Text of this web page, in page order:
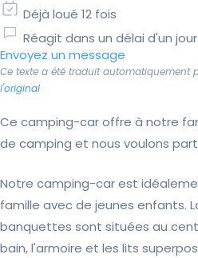
Déjà loué 12 fois
Réagit dans un délai d'un jour
Envoyez un message
Ce texte a été traduit automatiquement
l'original
Ce camping-car offre à notre
de camping et nous voulons
Notre camping-car est
famille avec de jeunes enfants.
banquettes sont situées au
bain, l'armoire et les lits